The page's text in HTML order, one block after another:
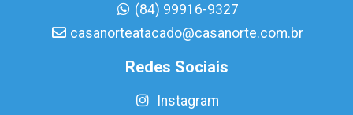
(84) 99916-9327
casanorteatacado@casanorte.com.br
Redes Sociais
Instagram